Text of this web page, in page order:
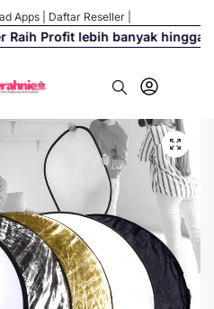
Apps Daftar Reseller
Profit lebih banyak hingga